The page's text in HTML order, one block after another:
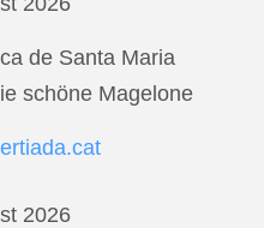
de Santa Maria
schöne Magelone
2026